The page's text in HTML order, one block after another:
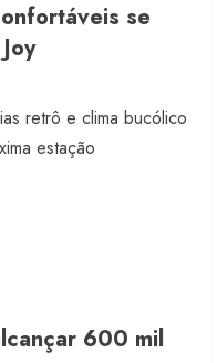
se
retrô e clima bucólico
estação
600 mil